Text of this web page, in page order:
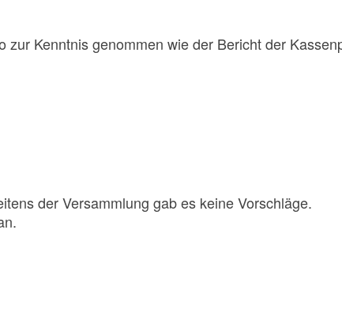
Kenntnis genommen wie der Bericht der
der Versammlung gab es keine Vorschläge.